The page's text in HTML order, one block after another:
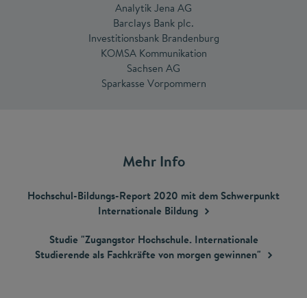
Analytik Jena AG
Barclays Bank plc.
Investitionsbank Brandenburg
KOMSA Kommunikation
Sachsen AG
Sparkasse Vorpommern
Mehr Info
Hochschul-Bildungs-Report 2020 mit dem Schwerpunkt
Internationale Bildung
Studie "Zugangstor Hochschule. Internationale
Studierende als Fachkräfte von morgengewinnen"